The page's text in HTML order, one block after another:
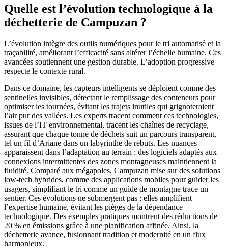
Quelle est l’évolution technologique à la
déchetterie de Campuzan ?
L’évolution intègre des outils numériques pour le tri automatisé et la
traçabilité, améliorant l’efficacité sans altérer l’échelle humaine. Ces
avancées soutiennent une gestion durable. L’adoption progressive
respecte le contexte rural.
Dans ce domaine, les capteurs intelligents se déploient comme des
sentinelles invisibles, détectant le remplissage des conteneurs pour
optimiser les tournées, évitant les trajets inutiles qui grignoteraient
l’air pur des vallées. Les experts tracent comment ces technologies,
issues de l’IT environnemental, tracent les chaînes de recyclage,
assurant que chaque tonne de déchets suit un parcours transparent,
tel un fil d’Ariane dans un labyrinthe de rebuts. Les nuances
apparaissent dans l’adaptation au terrain : des logiciels adaptés aux
connexions intermittentes des zones montagneuses maintiennent la
fluidité. Comparé aux mégapoles, Campuzan mise sur des solutions
low-tech hybrides, comme des applications mobiles pour guider les
usagers, simplifiant le tri comme un guide de montagne trace un
sentier. Ces évolutions ne submergent pas ; elles amplifient
l’expertise humaine, évitant les pièges de la dépendance
technologique. Des exemples pratiques montrent des réductions de
20 % en émissions grâce à une planification affinée. Ainsi, la
déchetterie avance, fusionnant tradition et modernité en un flux
harmonieux.